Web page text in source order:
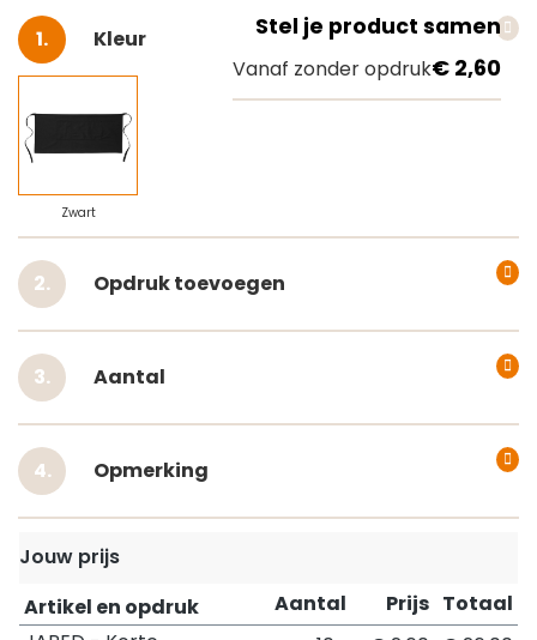
Stel je product samen
Vanaf zonder opdruk€ 2,60
Selecteer
Kleur
Zwart
Opdruk toevoegen
Aantal
Opmerking
Jouw prijs
Artikel en opdruk
Aantal Prijs Totaal